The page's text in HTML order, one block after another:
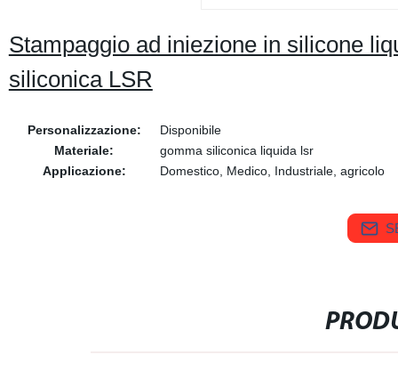
Stampaggio ad iniezione in silicone
siliconica LSR
Personalizzazione:
Disponibile
Materiale:
gomma siliconica liquida lsr
Applicazione:
Domestico, Medico, Industriale, agricolo